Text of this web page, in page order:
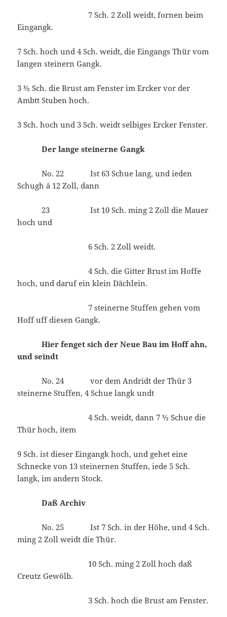
7 Sch. 2 Zoll weidt, fornen beim
Eingangk.
7 Sch. hoch und 4 Sch. weidt, die Eingangs Thür vom
langen steinern Gangk.
3 ½ Sch. die Brust am Fenster im Ercker vor der
Ambtt Stuben hoch.
3 Sch. hoch und 3 Sch. weidt selbiges Ercker Fenster.
Der lange steinerne Gangk
No. 22 Ist 63 Schue lang, und ieden
Schugh â 12 Zoll, dann
23 Ist 10 Sch. ming 2 Zoll die Mauer
hoch und
6 Sch. 2 Zoll weidt.
4 Sch. die Gitter Brust im Hoffe
hoch, und daruf ein klein Dächlein.
7 steinerne Stuffen gehen vom
Hoff uff diesen Gangk.
Hier fenget sich der Neue Bau im Hoff ahn,
und seindt
No. 24 vor dem Andridt der Thür 3
steinerne Stuffen, 4 Schue langk undt
4 Sch. weidt, dann 7 ½ Schue die
Thür hoch, item
9 Sch. ist dieser Eingangk hoch, und gehet eine
Schnecke von 13 steinernen Stuffen, iede 5 Sch.
langk, im andern Stock.
Daß Archiv
No. 25 Ist 7 Sch. in der Höhe, und 4 Sch.
ming 2 Zoll weidt die Thür.
10 Sch. ming 2 Zoll hoch daß
Creutz Gewölb.
3 Sch. hoch die Brust am Fenster.